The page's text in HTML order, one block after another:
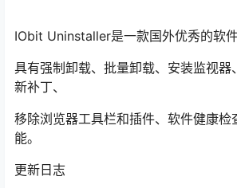
IObit Uninstaller是一款国外优秀的软件
具有强制卸载、批量卸载、安装监视
新补丁、
移除浏览器工具栏和插件、软件健康检
能。
更新日志